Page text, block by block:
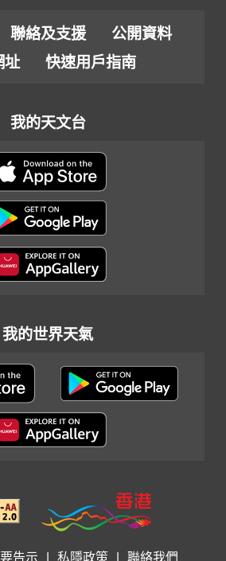
聯絡及支援
公開資料
址
快速用戶指南
我的天文台
我的世界天氣
告示 私隱政策 聯絡我們